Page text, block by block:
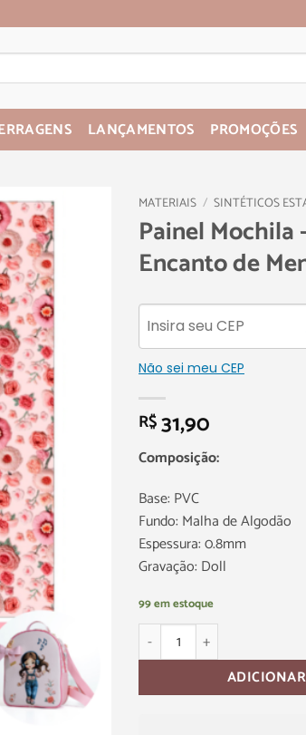
LANÇAMENTOS PROMOÇÕES
MATERIAIS / SINTÉTICOS
Painel Mochila
Encanto de
Não sei meu CEP
R$31,90
Composição:
Base: PVC
Fundo: Malha de Algodão
Espessura: 0.8mm
Gravação: Doll
99 em estoque